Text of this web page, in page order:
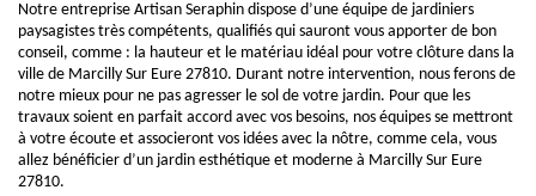
Notre entreprise Artisan Seraphin dispose d’une équipe de jardiniers
paysagistes très compétents, qualifiés qui sauront vous apporter de bon
conseil, comme : la hauteur et le matériau idéal pour votre clôture dans la
ville de Marcilly Sur Eure 27810. Durant notre intervention, nous ferons de
notre mieux pour ne pas agresser le sol de votre jardin. Pour que les
travaux soient en parfait accord avec vos besoins, nos équipes se mettront
à votre écoute et associeront vos idées avec la nôtre, comme cela, vous
allez bénéficier d’un jardin esthétique et moderne à Marcilly Sur Eure
27810.